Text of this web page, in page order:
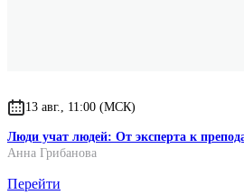
13 авг., 11:00 (МСК)
Люди учат людей: От эксперта к
Анна Грибанова
Перейти